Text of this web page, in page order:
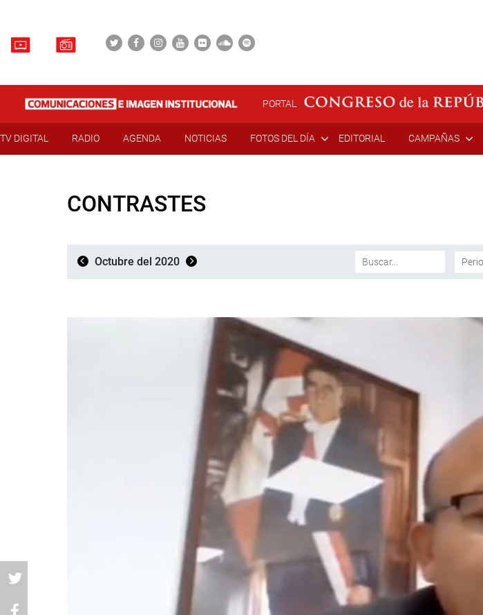
PORTAL
TV DIGITAL RADIO AGENDA NOTICIAS FOTOS DEL DÍA EDITORIAL CAMPAÑAS
CONTRASTES
Octubre del 2020